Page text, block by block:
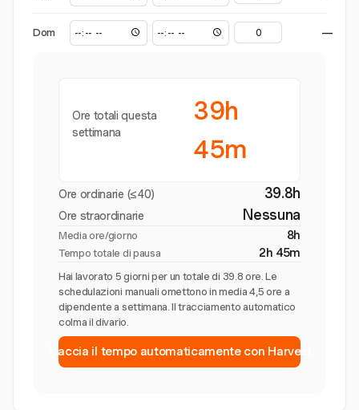
Dom —
Ore totali questa
settimana
39h
45m
Ore ordinarie (≤40) 39.8h
Ore straordinarie Nessuna
Media ore/giorno 8h
Tempo totale di pausa 2h 45m
Hai lavorato 5 giorni per un totale di 39.8 ore. Le
schedulazioni manuali omettono in media 4,5 ore a
dipendente a settimana. Il tracciamento automatico
colma il divario.
Traccia il tempo automaticamente con Harvest